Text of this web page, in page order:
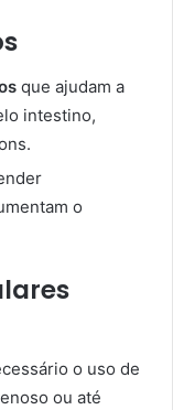
que ajudam a
intestino,
o
o uso de
ou até